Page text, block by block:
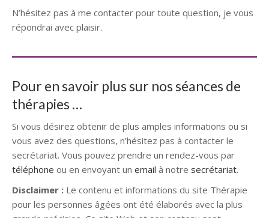
N’hésitez pas à me contacter pour toute question, je vous
répondrai avec plaisir.
Pour en savoir plus sur nos séances de
thérapies …
Si vous désirez obtenir de plus amples informations ou si
vous avez des questions, n’hésitez pas à contacter le
secrétariat. Vous pouvez prendre un rendez-vous par
téléphone ou en envoyant un email à notre secrétariat.
Disclaimer : Le contenu et informations du site Thérapie
pour les personnes âgées ont été élaborés avec la plus